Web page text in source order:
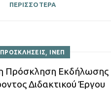
ΠΕΡΙΣΣΟΤΕΡΑ
ΠΡΟΣΚΛΗΣΕΙΣ ΙΝΕΠ
Πρόσκληση Εκδήλωσης
Διδακτικού Έργου